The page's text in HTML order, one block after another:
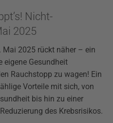
Nicht-
2025
Mai 2025 rückt näher – ein
eigene Gesundheit
Rauchstopp zu wagen! Ein
Vorteile mit sich, von
bis hin zu einer
des Krebsrisikos.